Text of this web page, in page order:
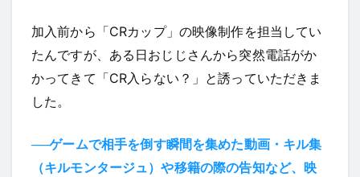
加入前から「CRカップ」の映像制作を担当してい
たんですが、ある日おじじさんから突然電話がか
かってきて「CR入らない？」と誘っていただきま
した。
──ゲームで相手を倒す瞬間を集めた動画・キル集
（キルモンタージュ）や移籍の際の告知など、映